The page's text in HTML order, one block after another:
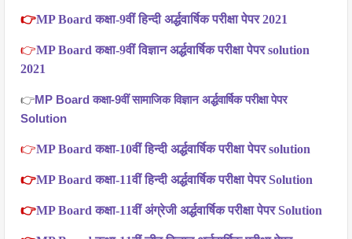
👉MP Board कक्षा-9वीं हिन्दी अर्द्धवार्षिक परीक्षा पेपर 2021
👉MP Board कक्षा-9वीं विज्ञान अर्द्धवार्षिक परीक्षा पेपर solution
2021
👉MP Board कक्षा-9वीं सामाजिक विज्ञान अर्द्धवार्षिक परीक्षा पेपर
Solution
👉MP Board कक्षा-10वीं हिन्दी अर्द्धवार्षिक परीक्षा पेपर solution
👉MP Board कक्षा-11वीं हिन्दी अर्द्धवार्षिक परीक्षा पेपर Solution
👉MP Board कक्षा-11वीं अंग्रेजी अर्द्धवार्षिक परीक्षा पेपर Solution